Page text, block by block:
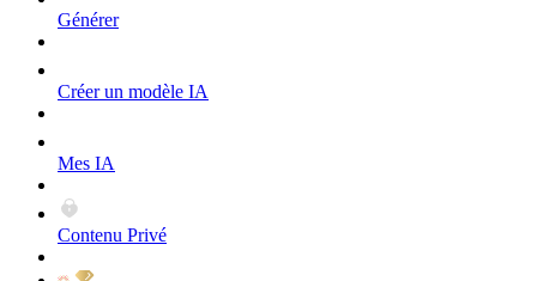
Générer
Créer un modèle IA
Mes IA
Contenu Privé